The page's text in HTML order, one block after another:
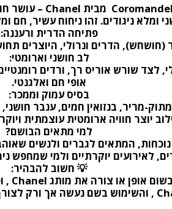
Coromandel מבית
עושר
ומלא ניגודים. זהו ניחוח עשיר,
פתיחה הדרית ורעננה:
(חושחש), הדרים ונרולי, היוצרים
לב חושני וארומטי:
לצד שורש אוריס רך, ורדים
אופי חם ואלגנטי.
בסיס עמוק וממכר:
מריר, בנזואין חמים, ענבר
יוצר חוויה ארומטית עוצמתית
למי מתאים הבושם?
נוכחות, המתאים לגברים ולנשים
לאירועים יוקרתיים ולמי שמחפש
💡 חשוב להבהיר:
אופן או צורה את מותג Chanel
,
, והשימוש בשם נעשה אך ורק